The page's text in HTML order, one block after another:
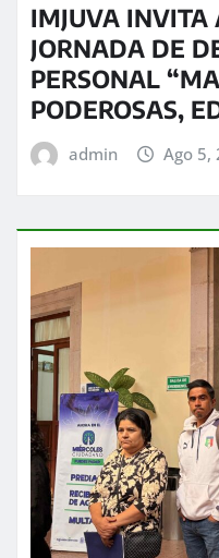
IMJUVA INVITA
JORNADA DE
PERSONAL
PODEROSAS,
admin Ago 5,